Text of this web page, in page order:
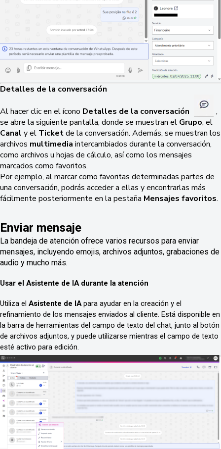
Detalles de la conversación
Al hacer clic en el ícono Detalles de la conversación
,
se abre la siguiente pantalla, donde se muestran el Grupo, el
Canal y el Ticketde la conversación. Además, se muestran los
archivos multimedia intercambiados durante la conversación,
como archivos u hojas de cálculo, así como los mensajes
marcados como favoritos.
Por ejemplo, al marcar como favoritas determinadas partes de
una conversación, podrás acceder a ellas y encontrarlas más
fácilmente posteriormente en la pestaña Mensajes favoritos.
Enviar mensaje
La bandeja de atención ofrece varios recursos para enviar
mensajes, incluyendo emojis, archivos adjuntos, grabaciones de
audio y mucho más.
Usar el Asistente de IA durante la atención
Utiliza el Asistente de IA para ayudar en la creación y el
refinamiento de los mensajes enviados al cliente. Está disponible en
la barra de herramientas del campo de texto del chat, junto al botón
de archivos adjuntos, y puede utilizarse mientras el campo de texto
esté activo para edición.